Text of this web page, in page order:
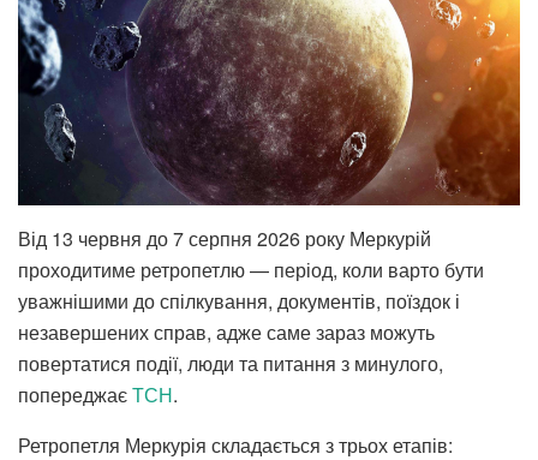
Від 13 червня до 7 серпня 2026 року Меркурій
проходитиме ретропетлю — період, коли варто бути
уважнішими до спілкування, документів, поїздок і
незавершених справ, адже саме зараз можуть
повертатися події, люди та питання з минулого,
попереджаєТСН.
Ретропетля Меркурія складається з трьох етапів: